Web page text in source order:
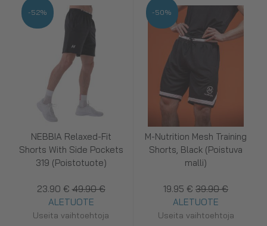
NEBBIA Relaxed-Fit
Shorts With Side Pockets
319 (Poistotuote)
23.90 € 49.90 €
ALETUOTE
Useita vaihtoehtoja
-52%
M-Nutrition Mesh Training
Shorts, Black (Poistuva
malli)
19.95 € 39.90 €
ALETUOTE
Useita vaihtoehtoja
-50%